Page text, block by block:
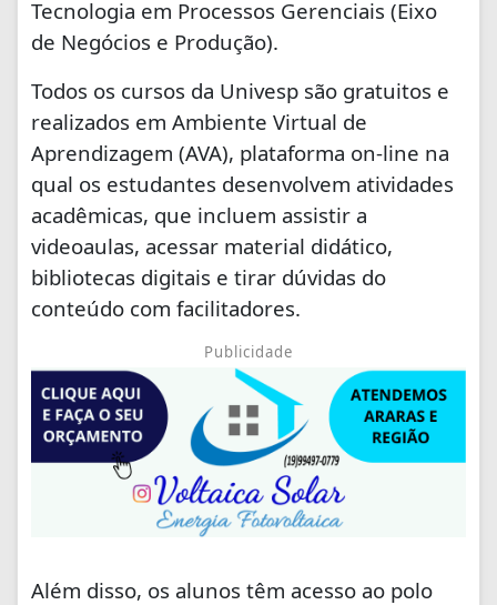
Tecnologia em Processos Gerenciais (Eixo
de Negócios e Produção).
Todos os cursos da Univesp são gratuitos e
realizados em Ambiente Virtual de
Aprendizagem (AVA), plataforma on-line na
qual os estudantes desenvolvem atividades
acadêmicas, que incluem assistir a
videoaulas, acessar material didático,
bibliotecas digitais e tirar dúvidas do
conteúdo com facilitadores.
Publicidade
Além disso, os alunos têm acesso ao polo